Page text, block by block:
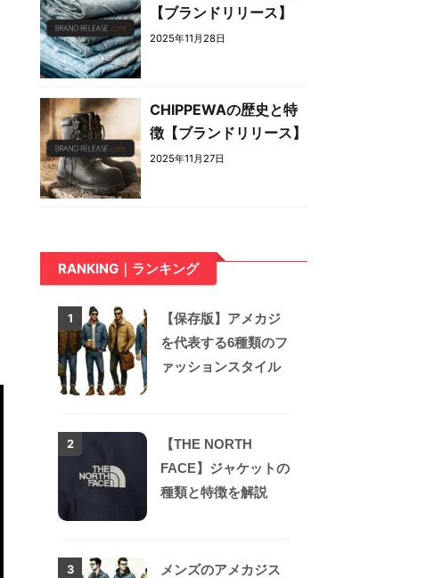
【ブランドリリース】
2025年11月28日
CHIPPEWAの歴史と特
徴【ブランドリリース】
2025年11月27日
RANKING｜ランキング
1
【保存版】アメカジ
を代表する6種類のフ
ァッションスタイル
2
【THE NORTH
FACE】ジャケットの
種類と特徴を解説
3
メンズのアメカジス